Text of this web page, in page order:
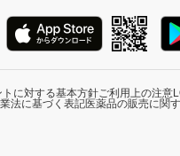
に対する基本方針ご利用上の注意
法に基づく表記医薬品の販売に関